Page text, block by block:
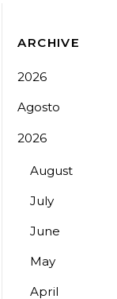
ARCHIVE
2026
Agosto
2026
August
July
June
May
April